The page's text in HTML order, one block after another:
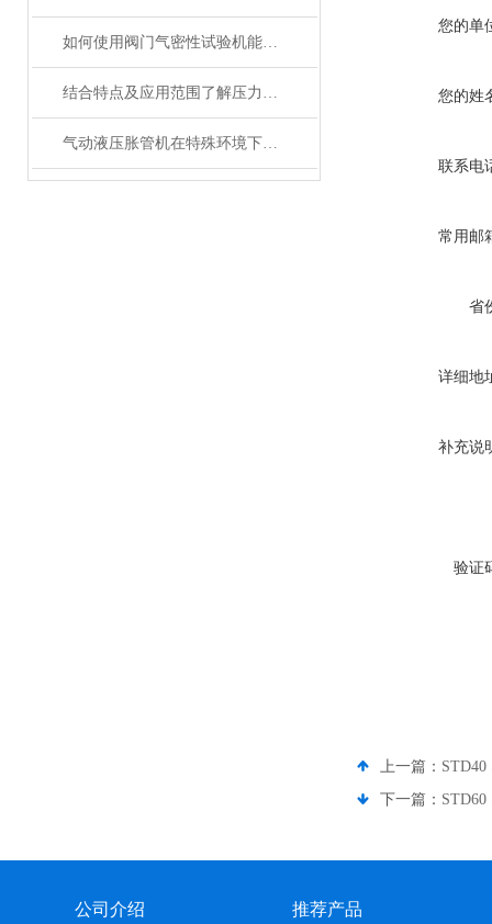
如何使用阀门气密性试验机能保证其结果？
结合特点及应用范围了解压力表校核试验台
气动液压胀管机在特殊环境下的应用及注意事项
您的单
您的姓
联系电
常用邮
省
详细地
补充说
验证
上一篇：
下一篇：
公司介绍 推荐产品